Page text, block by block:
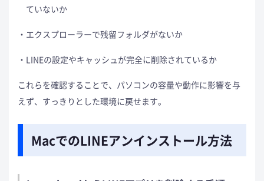
ていないか
エクスプローラーで残留フォルダがないか
LINEの設定やキャッシュが完全に削除されているか
これらを確認することで、パソコンの容量や動作に影響を与
えず、すっきりとした環境に戻せます。
MacでのLINEアンインストール方法